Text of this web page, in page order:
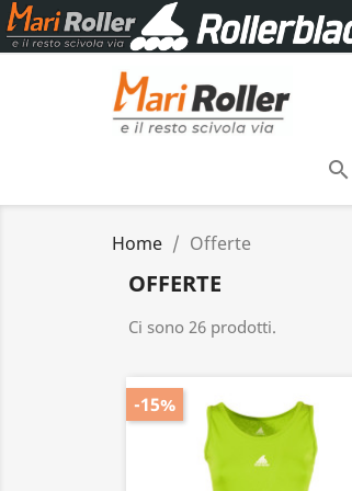
search
Home Offerte
OFFERTE
Ci sono 26 prodotti.
-15%